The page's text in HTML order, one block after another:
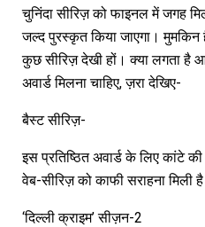
चुनिंदा सीरिज़ को फाइनल में जगह
जल्द पुरस्कृत किया जाएगा।
कुछ सीरिज़ देखी हों। क्या लगता है
अवार्ड मिलना चाहिए, ज़रा देखिए-
बैस्ट सीरिज़-
इस प्रतिष्ठित अवार्ड के लिए कांटे
वेब-सीरिज़ को काफी सराहना मिली
‘दिल्ली क्राइम’ सीज़न-2